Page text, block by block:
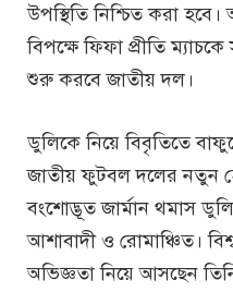
উপস্থিতি নিশ্চিত করা
বিপক্ষে ফিফা প্রীতি
শুরু করবে জাতীয় দল।
ডুলিকে নিয়ে বিবৃতিতে
জাতীয় ফুটবল দলের নতুন
বংশোদ্ভূত জার্মান থমাস
আশাবাদী ও রোমাঞ্চিত।
অভিজ্ঞতা নিয়ে আসছেন